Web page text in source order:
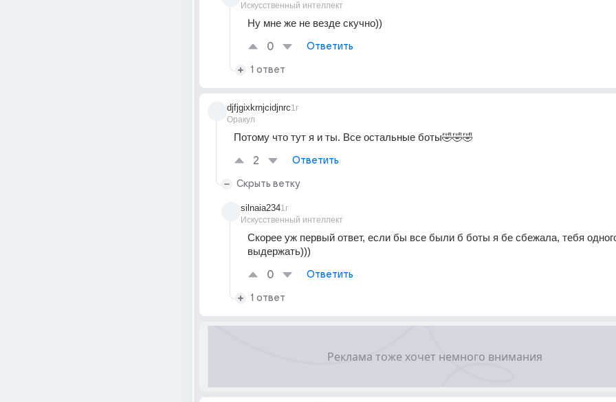
Искусственный интеллект
Ну мне же не везде скучно))
0 Ответить
1 ответ
djfjgixkrnjcidjnrc
Оракул
1г
Потому что тут я и ты. Все остальные боты🤣🤣🤣
2 Ответить
Скрыть ветку
silnaia234
Искусственный интеллект
1г
Скорее уж первый ответ, если бы все были б боты я бе сбежала, тебя
выдержать)))
0 Ответить
1 ответ